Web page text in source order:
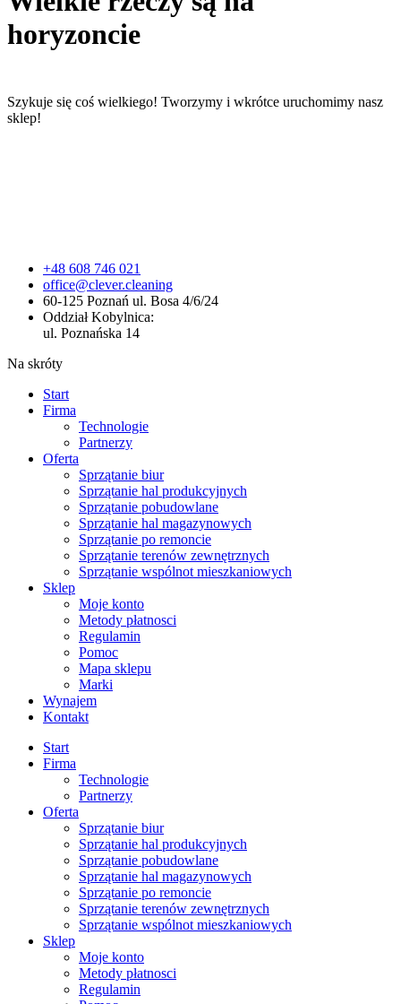
horyzoncie
Szykuje się coś wielkiego! Tworzymy i wkrótce uruchomimy nasz
sklep!
+48 608 746 021
office@clever.cleaning
60-125 Poznań ul. Bosa 4/6/24
Oddział Kobylnica:
ul. Poznańska 14
Na skróty
Start
Firma
Technologie
Partnerzy
Oferta
Sprzątanie biur
Sprzątanie hal produkcyjnych
Sprzątanie pobudowlane
Sprzątanie hal magazynowych
Sprzątanie po remoncie
Sprzątanie terenów zewnętrznych
Sprzątanie wspólnot mieszkaniowych
Sklep
Moje konto
Metody płatnosci
Regulamin
Pomoc
Mapa sklepu
Marki
Wynajem
Kontakt
Start
Firma
Technologie
Partnerzy
Oferta
Sprzątanie biur
Sprzątanie hal produkcyjnych
Sprzątanie pobudowlane
Sprzątanie hal magazynowych
Sprzątanie po remoncie
Sprzątanie terenów zewnętrznych
Sprzątanie wspólnot mieszkaniowych
Sklep
Moje konto
Metody płatnosci
Regulamin